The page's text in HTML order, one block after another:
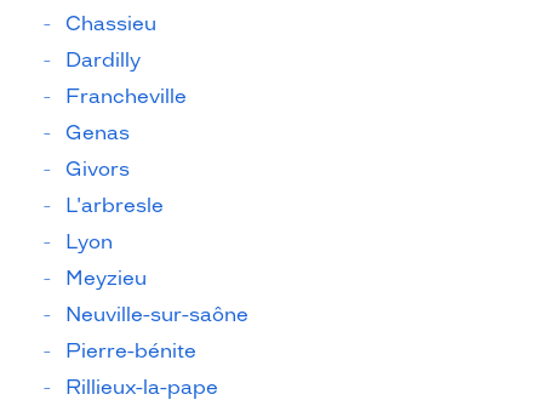
Chassieu
Dardilly
Francheville
Genas
Givors
L'arbresle
Lyon
Meyzieu
Neuville-sur-saône
Pierre-bénite
Rillieux-la-pape